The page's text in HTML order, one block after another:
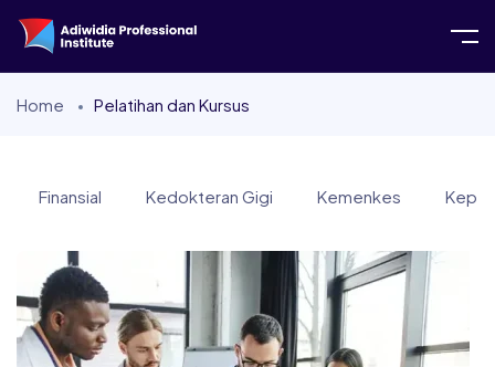
Home Pelatihan dan Kursus
Finansial Kedokteran Gigi Kemenkes